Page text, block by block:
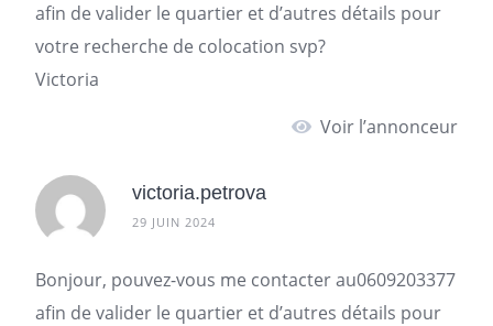
afin de valider le quartier et d’autres détails pour
votre recherche de colocation svp?
Victoria
Voir l’annonceur
victoria.petrova
29 JUIN 2024
Bonjour, pouvez-vous me contacter au0609203377
afin de valider le quartier et d’autres détails pour